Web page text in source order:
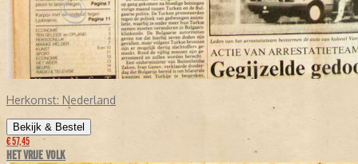
Herkomst: Nederland
Bekijk & Bestel
€ 57,45
HET VRIJE VOLK